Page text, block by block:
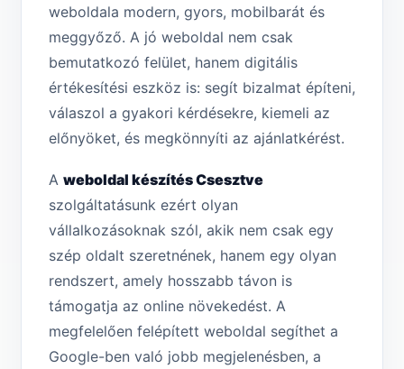
weboldala modern, gyors, mobilbarát és
meggyőző. A jó weboldal nem csak
bemutatkozó felület, hanem digitális
értékesítési eszköz is: segít bizalmat építeni,
válaszol a gyakori kérdésekre, kiemeli az
előnyöket, és megkönnyíti az ajánlatkérést.
A weboldal készítés Csesztve
szolgáltatásunk ezért olyan
vállalkozásoknak szól, akik nem csak egy
szép oldalt szeretnének, hanem egy olyan
rendszert, amely hosszabb távon is
támogatja az online növekedést. A
megfelelően felépített weboldal segíthet a
Google-ben való jobb megjelenésben, a